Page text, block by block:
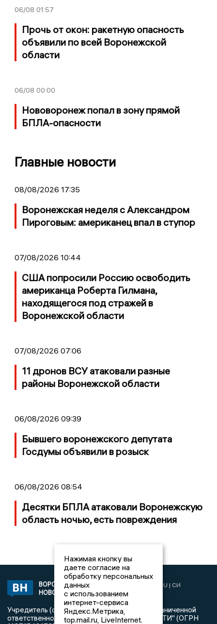
06/08 01:57
Прочь от окон: ракетную опасность
объявили по всей Воронежской
области
06/08 00:00
Нововоронеж попал в зону прямой
БПЛА-опасности
Главные новости
08/08/2026 17:35
Воронежская неделя с Александром
Пироговым: американец впал в ступор
07/08/2026 10:44
США попросили Россию освободить
американца Роберта Гилмана,
находящегося под стражей в
Воронежской области
07/08/2026 07:06
11 дронов ВСУ атаковали разные
районы Воронежской области
06/08/2026 09:39
Бывшего воронежского депутата
Госдумы объявили в розыск
06/08/2026 08:54
Десятки БПЛА атаковали Воронежскую
область ночью, есть повреждения
ВОРОНЕЖСКИЕ
НОВОСТИ
2019 © VORONEZHNEWS.RU | СИ
«Воронежские новости»
Учредитель (соучредители): Общество с ограниченной
ответственностью "РЕГИОНАЛЬНЫЕ НОВОСТИ" (ОГРН
Нажимая кнопку вы
даете согласие на
обработку персональных
данных
с использованием
интернет-сервиса
Яндекс.Метрика,
top.mail.ru, LiveInternet.